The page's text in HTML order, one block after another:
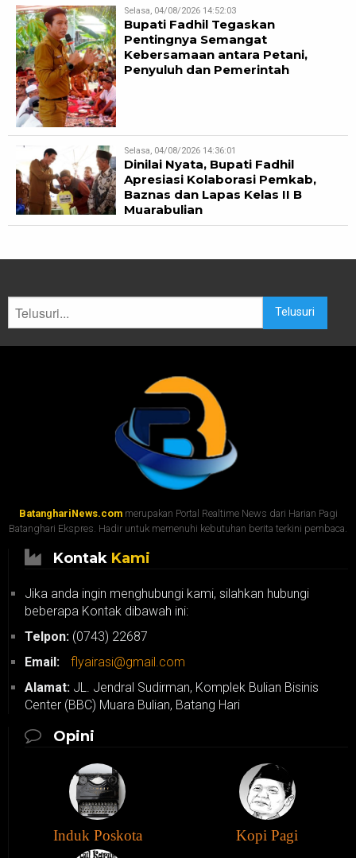
Selasa, 04/08/2026 14:52:03
Bupati Fadhil Tegaskan
Pentingnya Semangat
Kebersamaan antara Petani,
Penyuluh dan Pemerintah
Selasa, 04/08/2026 14:36:01
Dinilai Nyata, Bupati Fadhil
Apresiasi Kolaborasi Pemkab,
Baznas dan Lapas Kelas II B
Muarabulian
Telusuri
BatanghariNews.commerupakan Portal Realtime News dari Harian Pagi
Batanghari Ekspres. Hadir untuk memenuhi kebutuhan berita terkini pembaca.
Kontak Kami
Jika anda ingin menghubungi kami, silahkan hubungi
beberapa Kontak dibawah ini:
Telpon: (0743) 22687
Email:
flyairasi@gmail.com
Alamat: JL. Jendral Sudirman, Komplek Bulian Bisinis
Center (BBC) Muara Bulian, Batang Hari
Opini
Induk Poskota Kopi Pagi